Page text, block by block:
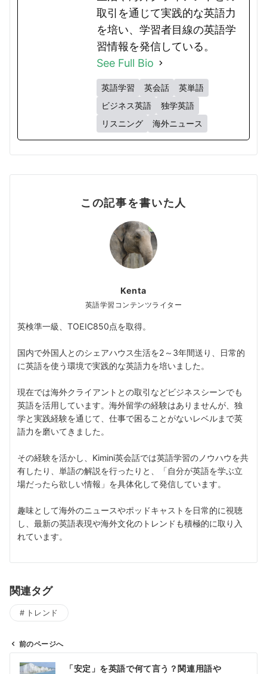
取引を通じて実践的な英語力
を培い、学習者目線の英語学
習情報を発信している。
See Full Bio
英語学習 英会話
英単語
ビジネス英語
独学英語
リスニング
海外ニュース
この記事を書いた人
Kenta
英語学習コンテンツライター
英検準一級、TOEIC850点を取得。
国内で外国人とのシェアハウス生活を2～3年間送り、日常的
に英語を使う環境で実践的な英語力を培いました。
現在では海外クライアントとの取引などビジネスシーンでも
英語を活用しています。海外留学の経験はありませんが、独
学と実践経験を通じて、仕事で困ることがないレベルまで英
語力を磨いてきました。
その経験を活かし、Kimini英会話では英語学習のノウハウを共
有したり、単語の解説を行ったりと、「自分が英語を学ぶ立
場だったら欲しい情報」を具体化して発信しています。
趣味として海外のニュースやポッドキャストを日常的に視聴
し、最新の英語表現や海外文化のトレンドも積極的に取り入
れています。
関連タグ
トレンド
前のページへ
「安定」を英語で何て言う？関連用語や